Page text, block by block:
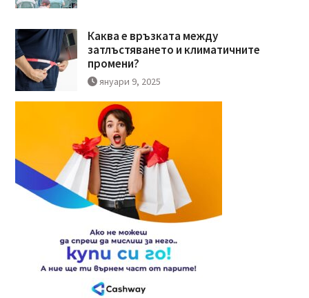
Каква е връзката между
затлъстяването и климатичните
промени?
януари 9, 2025